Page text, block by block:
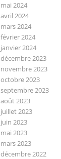
mai 2024
avril 2024
mars 2024
février 2024
janvier 2024
décembre 2023
novembre 2023
octobre 2023
septembre 2023
août 2023
juillet 2023
juin 2023
mai 2023
mars 2023
décembre 2022